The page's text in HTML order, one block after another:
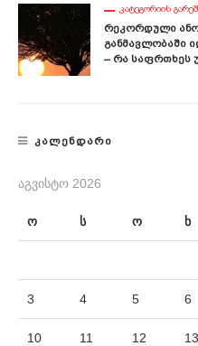
ᲙᲐᲢᲔᲒᲝᲠᲘᲘᲡ
Რეკორდული
Განმავლობაში
– Რა Საფრთხეს
ᲙᲐᲚᲔᲜᲓᲐᲠᲘ
ᲐᲒᲕᲘᲡᲢᲝ 2026
ო ს ო ხ
3 4 5 6
10 11 12 13